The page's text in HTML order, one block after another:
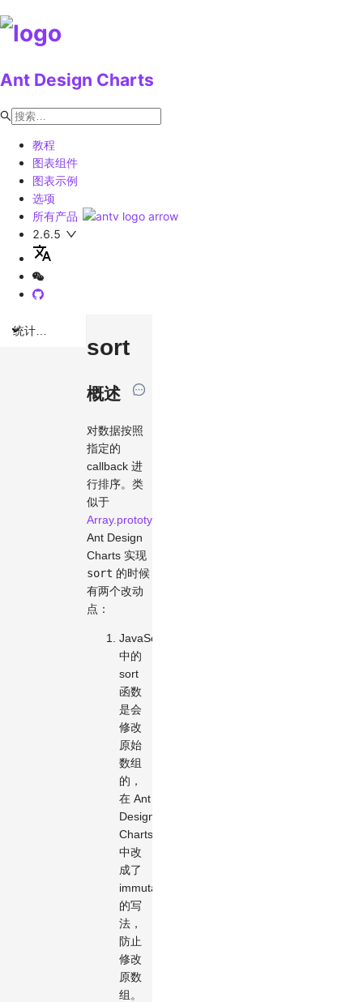
Ant Design Charts
教程
图表组件
图表示例
选项
所有产品
2.6.5
sort
概述
对数据按照
指定的
callback 进
行排序。类
似于
Array.prototype.sort
Ant Design
Charts 实现
sort 的时候
有两个改动
点：
JavaScript
中的
sort
函数
是会
修改
原始
数组
的，
在 Ant
Design
Charts
中改
成了
immutable
的写
法，
防止
修改
原数
组。